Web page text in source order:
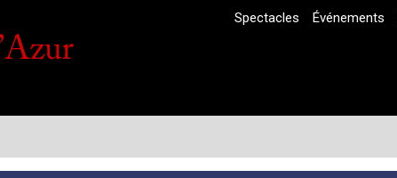
Spectacles Événements